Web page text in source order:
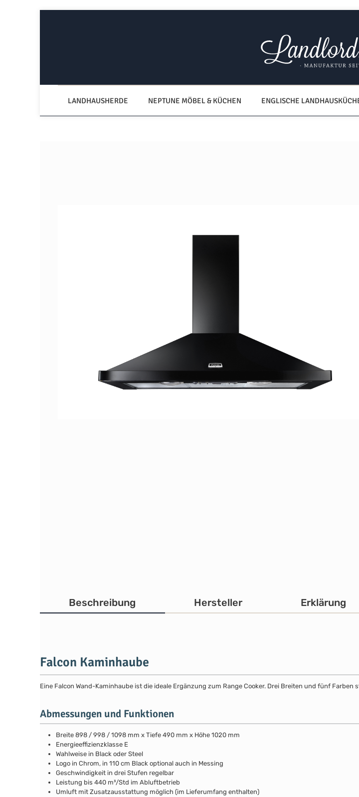
LANDHAUSHERDE NEPTUNE MÖBEL & KÜCHEN ENGLISCHE
Beschreibung Hersteller Erklärung
Falcon Kaminhaube
Eine Falcon Wand-Kaminhaube ist die ideale Ergänzung zum Range Cooker. Drei Breiten und fünf Farben
Abmessungen und Funktionen
Breite 898 / 998 / 1098 mm x Tiefe 490 mm x Höhe 1020 mm
Energieeffizienzklasse E
Wahlweise in Black oder Steel
Logo in Chrom, in 110 cm Black optional auch in Messing
Geschwindigkeit in drei Stufen regelbar
Leistung bis 440 m³/Std im Abluftbetrieb
Umluft mit Zusatzausstattung möglich (im Lieferumfang enthalten)